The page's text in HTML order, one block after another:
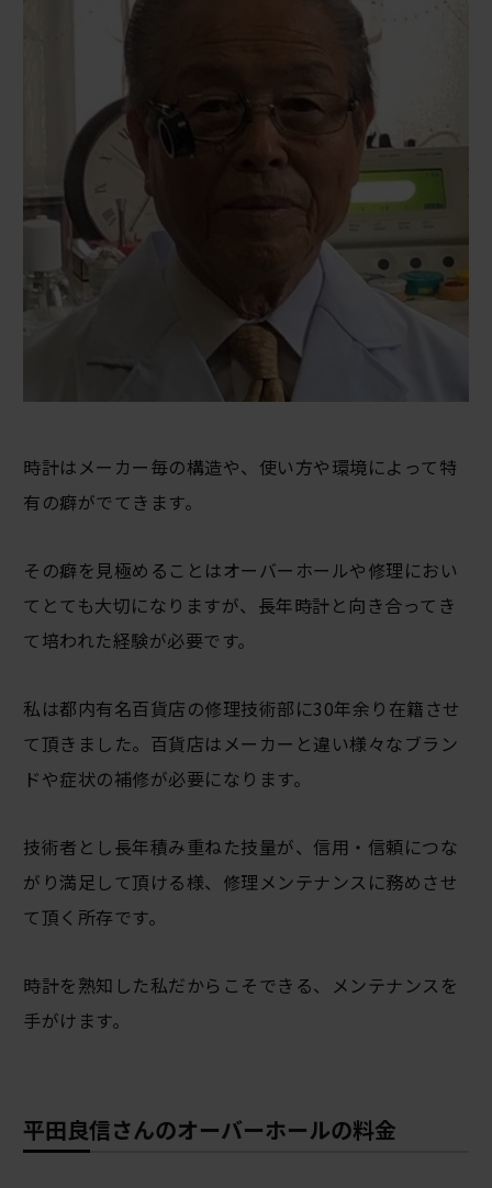
時計はメーカー毎の構造や、使い方や環境によって特
有の癖がでてきます。
その癖を見極めることはオーバーホールや修理におい
てとても大切になりますが、長年時計と向き合ってき
て培われた経験が必要です。
私は都内有名百貨店の修理技術部に30年余り在籍させ
て頂きました。百貨店はメーカーと違い様々なブラン
ドや症状の補修が必要になります。
技術者とし長年積み重ねた技量が、信用・信頼につな
がり満足して頂ける様、修理メンテナンスに務めさせ
て頂く所存です。
時計を熟知した私だからこそできる、メンテナンスを
手がけます。
平田良信さんのオーバーホールの料金